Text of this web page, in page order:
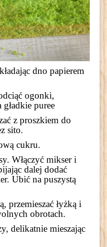
dno papierem
ogonki,
puree
z proszkiem do
sito.
cukru.
Włączyć mikser i
dalej dodać
Ubić na puszystą
przemieszać łyżką i
obrotach.
delikatnie mieszając